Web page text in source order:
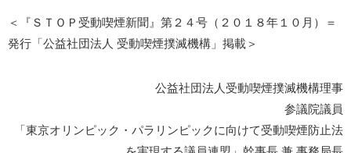
＜『ＳＴＯＰ受動喫煙新聞』第２４号（２０１８年１０月）＝
発行「公益社団法人 受動喫煙撲滅機構」掲載＞
公益社団法人受動喫煙撲滅機構理事
参議院議員
「東京オリンピック・パラリンピックに向けて受動喫煙防止法